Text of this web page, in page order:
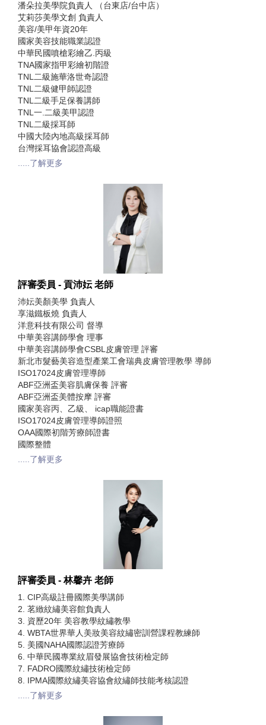
潘朵拉美學院負責人 （台東店/台中店）
艾莉莎美學文創 負責人
美容/美甲年資20年
國家美容技能職業認證
中華民國噴槍彩繪乙.丙級
TNA國家指甲彩繪初階證
TNL二級施華洛世奇認證
TNL二級健甲師認證
TNL二級手足保養講師
TNL一.二級美甲認證
TNL二級採耳師
中國大陸內地高級採耳師
台灣採耳協會認證高級
.....了解更多
評審委員 - 貢沛妘 老師
沛妘美顏美學 負責人
享滋鐵板燒 負責人
洋意科技有限公司 督導
中華美容講師學會 理事
中華美容講師學會CSBL皮膚管理 評審
新北市髮藝美容造型產業工會瑞典皮膚管理教學 導師
ISO17024皮膚管理導師
ABF亞洲盃美容肌膚保養 評審
ABF亞洲盃美體按摩 評審
國家美容丙、乙級、 icap職能證書
ISO17024皮膚管理導師證照
OAA國際初階芳療師證書
國際整體
.....了解更多
評審委員 - 林馨卉 老師
1. CIP高級註冊國際美學講師
2. 茗緻紋繡美容館負責人
3. 資歷20年 美容教學紋繡教學
4. WBTA世界華人美妝美容紋繡密訓營課程教練師
5. 美國NAHA國際認證芳療師
6. 中華民國專業紋眉發展協會技術檢定師
7. FADRO國際紋繡技術檢定師
8. IPMA國際紋繡美容協會紋繡師技能考核認證
.....了解更多